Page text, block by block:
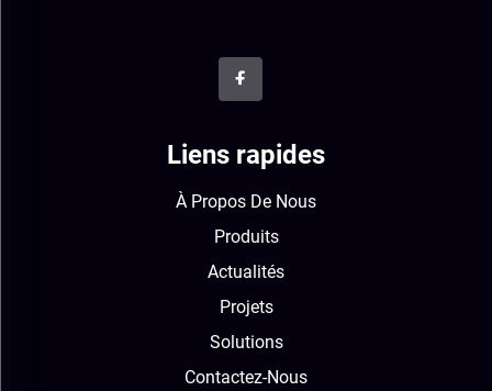
Liens rapides
À Propos De Nous
Produits
Actualités
Projets
Solutions
Contactez-Nous